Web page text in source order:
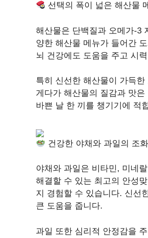
선택의 폭이 넓은 해산물
해산물은 단백질과 오메가-3
양한 해산물 메뉴가 들어간
뇌 건강에도 도움을 주고 시
특히 신선한 해산물이 가득
게다가 해산물의 질감과 맛
바쁜 날 한 끼를 챙기기에 적
건강한 야채와 과일의 조
야채와 과일은 비타민, 미네
해결할 수 있는 최고의 안성
지 경험할 수 있습니다. 신선
큰 도움을 줍니다.
과일 또한 심리적 안정감을